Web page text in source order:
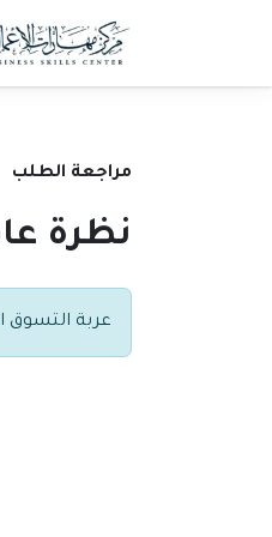
مراجعة الطلب
نظرة
عربة التسوق